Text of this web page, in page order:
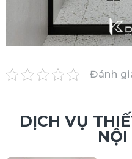
Đánh
DỊCH VỤ